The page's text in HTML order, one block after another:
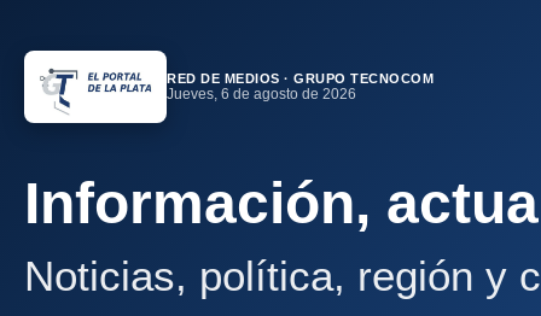
RED DE MEDIOS · GRUPO TECNOCOM
Jueves, 6 de agosto de 2026
Información,
Noticias, política, región y